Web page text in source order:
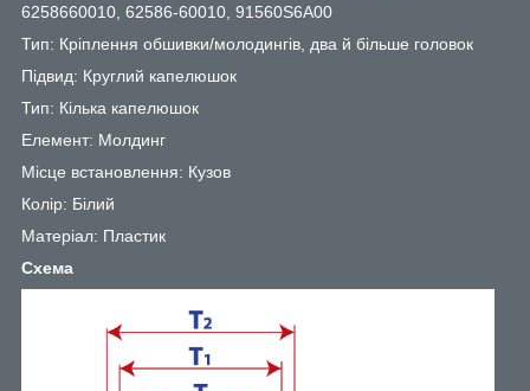
6258660010, 62586-60010, 91560S6A00
Тип: Кріплення обшивки/молодингів, два й більше головок
Підвид: Круглий капелюшок
Тип: Кілька капелюшок
Елемент: Молдинг
Місце встановлення: Кузов
Колір: Білий
Матеріал: Пластик
Схема